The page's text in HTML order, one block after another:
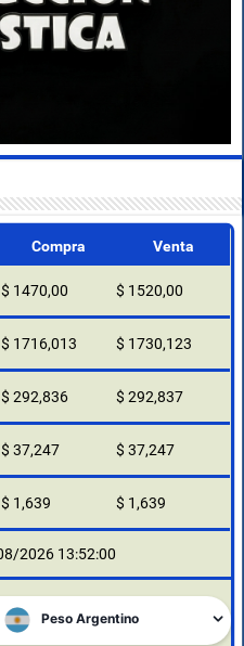
Compra Venta
$ 1470,00 $ 1520,00
$ 1716,013 $ 1730,123
$ 292,836 $ 292,837
$ 37,247 $ 37,247
$ 1,639 $ 1,639
2026 13:52:00